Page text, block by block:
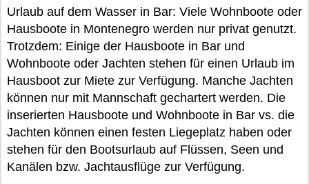
Urlaub auf dem Wasser in Bar: Viele Wohnboote oder
Hausboote in Montenegro werden nur privat genutzt.
Trotzdem: Einige der Hausboote in Bar und
Wohnboote oder Jachten stehen für einen Urlaub im
Hausboot zur Miete zur Verfügung. Manche Jachten
können nur mit Mannschaft gechartert werden. Die
inserierten Hausboote und Wohnboote in Bar vs. die
Jachten können einen festen Liegeplatz haben oder
stehen für den Bootsurlaub auf Flüssen, Seen und
Kanälen bzw. Jachtausflüge zur Verfügung.